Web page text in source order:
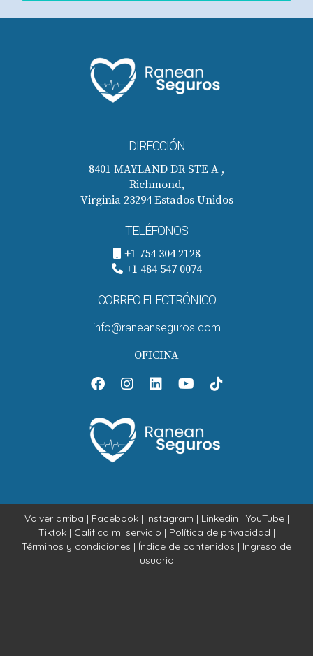
DIRECCIÓN
8401 MAYLAND DR STE A ,
Richmond,
Virginia 23294 Estados Unidos
TELÉFONOS
+1 754 304 2128
+1 484 547 0074
CORREO ELECTRÓNICO
info@raneanseguros.com
OFICINA
Volver arriba | Facebook| Instagram | Linkedin | YouTube|
Tiktok| Califica mi servicio | Política de privacidad |
Términos y condiciones | Índice de contenidos | Ingreso de
usuario